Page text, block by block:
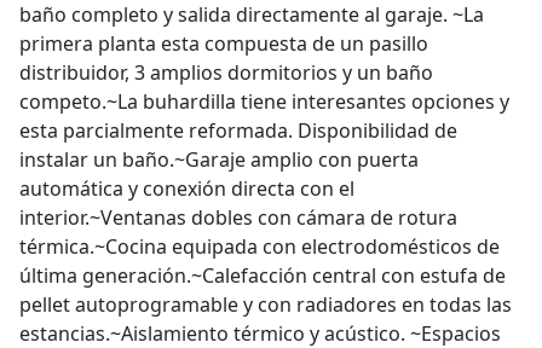
baño completo y salida directamente al garaje. ~La
primera planta esta compuesta de un pasillo
distribuidor, 3 amplios dormitorios y un baño
competo.~La buhardilla tiene interesantes opciones y
esta parcialmente reformada. Disponibilidad de
instalar un baño.~Garaje amplio con puerta
automática y conexión directa con el
interior.~Ventanas dobles con cámara de rotura
térmica.~Cocina equipada con electrodomésticos de
última generación.~Calefacción central con estufa de
pellet autoprogramable y con radiadores en todas las
estancias.~Aislamiento térmico y acústico. ~Espacios